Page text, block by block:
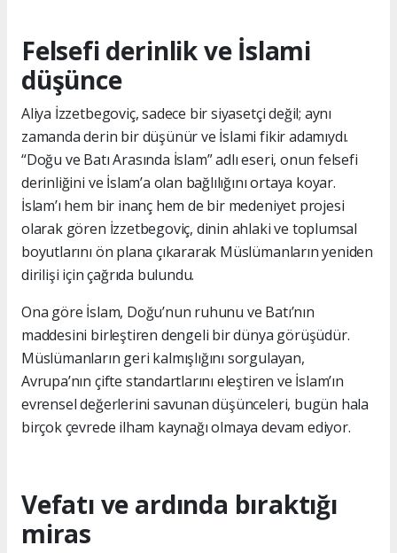
Felsefi derinlik ve İslami
düşünce
Aliya İzzetbegoviç, sadece bir siyasetçi değil; aynı
zamanda derin bir düşünür ve İslami fikir adamıydı.
“Doğu ve Batı Arasında İslam” adlı eseri, onun felsefi
derinliğini ve İslam’a olan bağlılığını ortaya koyar.
İslam’ı hem bir inanç hem de bir medeniyet projesi
olarak gören İzzetbegoviç, dinin ahlaki ve toplumsal
boyutlarını ön plana çıkararak Müslümanların yeniden
dirilişi için çağrıda bulundu.
Ona göre İslam, Doğu’nun ruhunu ve Batı’nın
maddesini birleştiren dengeli bir dünya görüşüdür.
Müslümanların geri kalmışlığını sorgulayan,
Avrupa’nın çifte standartlarını eleştiren ve İslam’ın
evrensel değerlerini savunan düşünceleri, bugün hala
birçok çevrede ilham kaynağı olmaya devam ediyor.
Vefatı ve ardında bıraktığı
miras